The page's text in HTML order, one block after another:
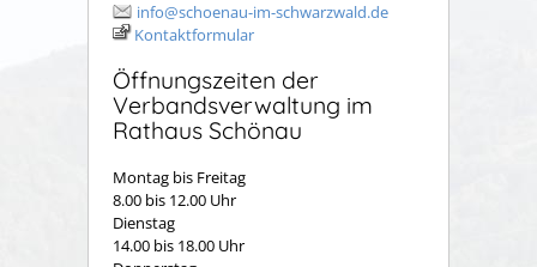
info@schoenau-im-schwarzwald.de
Kontaktformular
Öffnungszeiten der
Verbandsverwaltung im
Rathaus Schönau
Montag bis Freitag
8.00 bis 12.00 Uhr
Dienstag
14.00 bis 18.00 Uhr